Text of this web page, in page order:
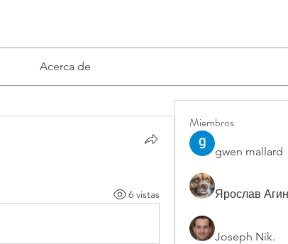
Acerca de
6 vistas
Miembros
gwen mallard
Ярослав Агин
Joseph Nik.